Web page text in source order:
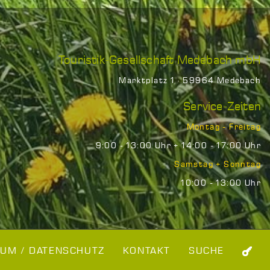
Touristik-Gesellschaft Medebach mbH
Marktplatz 1 · 59964 Medebach
Service-Zeiten
Montag - Freitag
9:00 - 13:00 Uhr + 14:00 - 17:00 Uhr
Samstag + Sonntag
10:00 - 13:00 Uhr
/ DATENSCHUTZ KONTAKT SUCHE